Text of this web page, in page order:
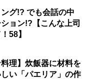
グ!? でも会話の中
ョン!?【こんな上司
！58】
理】炊飯器に材料を
い「パエリア」の作